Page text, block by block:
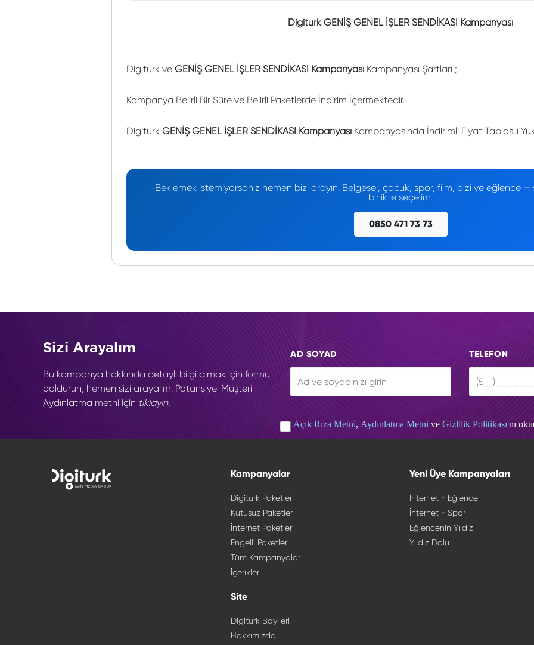
Digiturk GENİŞ GENEL İŞLER SENDİKASI Kampanyası
Digiturk ve GENİŞ GENEL İŞLER SENDİKASI Kampanyası Kampanyası Şartları ;
Kampanya Belirli Bir Süre ve Belirli Paketlerde İndirim İçermektedir.
Digiturk GENİŞ GENEL İŞLER SENDİKASI Kampanyası Kampanyasında İndirimli Fiyat Tablosu
Beklemek istemiyorsanız hemen bizi arayın. Belgesel, çocuk, spor, film, dizi ve eğlence
birlikte seçelim.
0850 471 73 73
Sizi Arayalım
Bu kampanya hakkında detaylı bilgi almak için formu
doldurun, hemen sizi arayalım. Potansiyel Müşteri
Aydınlatma metni için tıklayın.
AD SOYAD TELEFON
Açık Rıza Metni, Aydınlatma Metni ve Gizlilik Politikası'nı
Kampanyalar
Digiturk Paketleri
Kutusuz Paketler
İnternet Paketleri
Engelli Paketleri
Tüm Kampanyalar
İçerikler
Site
Digiturk Bayileri
Hakkımızda
Yeni Üye Kampanyaları
İnternet + Eğlence
İnternet + Spor
Eğlencenin Yıldızı
Yıldız Dolu